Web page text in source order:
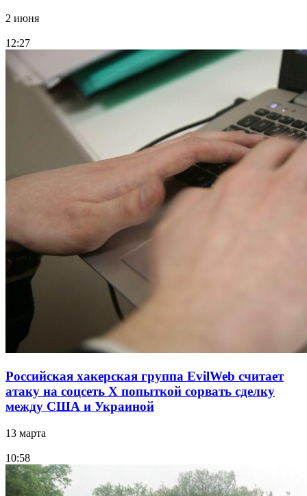
2 июня
12:27
Российская хакерская группа EvilWeb считает
атаку на соцсеть Х попыткой сорвать сделку
между США и Украиной
13 марта
10:58